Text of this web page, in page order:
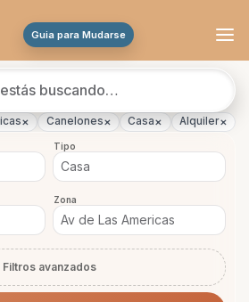
Guia para Mudarse
× Canelones× Casa× Alquiler×
Tipo
Zona
Filtros avanzados